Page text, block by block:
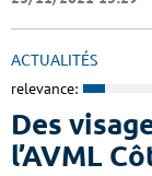
ACTUALITÉS
relevance:
Des
l’AVML